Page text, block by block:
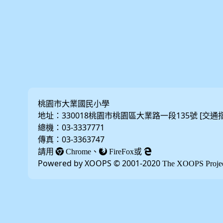
桃園市大業國民小學
地址：330018桃園市桃園區大業路一段135號 [交通
總機：03-3337771
傳真：03-3363747
請用
Chrome 、 FireFox或
Powered by XOOPS © 2001-2020 The XOOPS